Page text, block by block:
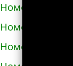
Номера
Номера
Номера